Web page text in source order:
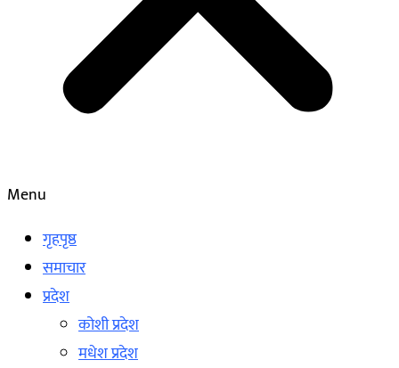
Menu
गृहपृष्ठ
समाचार
प्रदेश
कोशी प्रदेश
मधेश प्रदेश